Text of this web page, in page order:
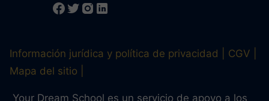
Información jurídica y política de privacidad
CGV
Mapa del sitio
Your Dream School es un servicio de apoyo a los